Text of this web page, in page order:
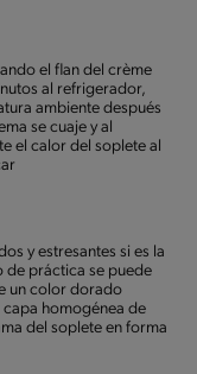
el flan del crème
al refrigerador,
ambiente después
se cuaje y al
el calor del soplete al
y estresantes si es la
de práctica se puede
un color dorado
homogénea de
del soplete en forma